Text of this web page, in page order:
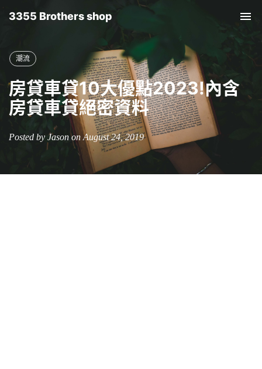
3355 Brothers shop
潮流
房貸車貸10大優點2023!內含
房貸車貸絕密資料
Posted by Jason on August 24, 2019